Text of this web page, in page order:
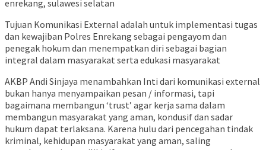
enrekang, sulawesi selatan
Tujuan Komunikasi External adalah untuk implementasi tugas
dan kewajiban Polres Enrekang sebagai pengayom dan
penegak hokum dan menempatkan diri sebagai bagian
integral dalam masyarakat serta edukasi masyarakat
AKBP Andi Sinjaya menambahkan Inti dari komunikasi external
bukan hanya menyampaikan pesan / informasi, tapi
bagaimana membangun ‘trust’ agar kerja sama dalam
membangun masyarakat yang aman, kondusif dan sadar
hukum dapat terlaksana. Karena hulu dari pencegahan tindak
kriminal, kehidupan masyarakat yang aman, saling